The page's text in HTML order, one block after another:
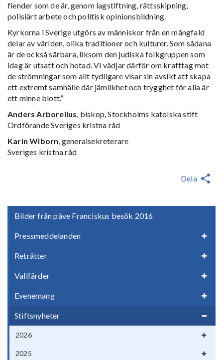
Bilder från påve Franciskus besök 2016
Pressmeddelanden
Reträtter
Vallfärder
Evenemang
Stiftsnyheter
2026
2025
fiender som de är, genom lagstiftning, rättsskipning,
polisiärt arbete och politisk opinionsbildning.
Kyrkorna i Sverige utgörs av människor från en mångfald
delar av världen, olika traditioner och kulturer. Som sådana
är de också sårbara, liksom den judiska folkgruppen som
idag är utsatt och hotad. Vi vädjar därför om krafttag mot
de strömningar som allt tydligare visar sin avsikt att skapa
ett extremt samhälle där jämlikhet och trygghet för alla är
ett minne blott.”
Anders Arborelius, biskop, Stockholms katolska stift
Ordförande Sveriges kristna råd
Karin Wiborn, generalsekreterare
Sveriges kristna råd
Dela